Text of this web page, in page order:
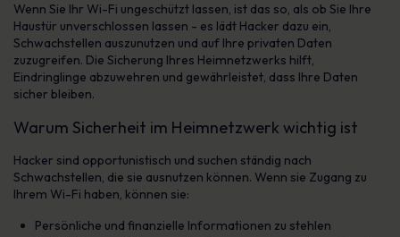
Wenn Sie Ihr Wi-Fi ungeschützt lassen, ist das so, als ob Sie Ihre
Haustür unverschlossen lassen - es lädt Hacker dazu ein,
Schwachstellen auszunutzen und auf Ihre privaten Daten
zuzugreifen. Die Sicherung Ihres Heimnetzwerks hilft,
Eindringlinge abzuwehren und gewährleistet, dass Ihre Daten
sicher bleiben.
Warum Sicherheit im Heimnetzwerk wichtig ist
Hacker sind opportunistisch und suchen ständig nach
Schwachstellen, die sie ausnutzen können. Wenn sie Zugang zu
Ihrem Wi-Fi haben, können sie:
Persönliche und finanzielle Informationen zu stehlen